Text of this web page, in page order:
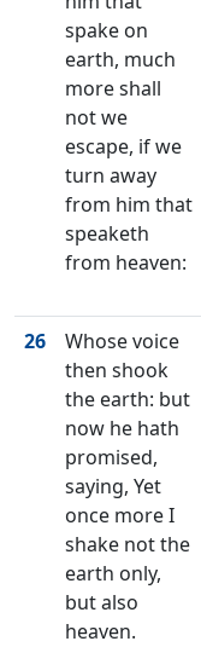
spake on
earth, much
more shall
not we
escape, if we
turn away
from him that
speaketh
from heaven:
26
Whose voice
then shook
the earth: but
now he hath
promised,
saying, Yet
once more I
shake not the
earth only,
but also
heaven.